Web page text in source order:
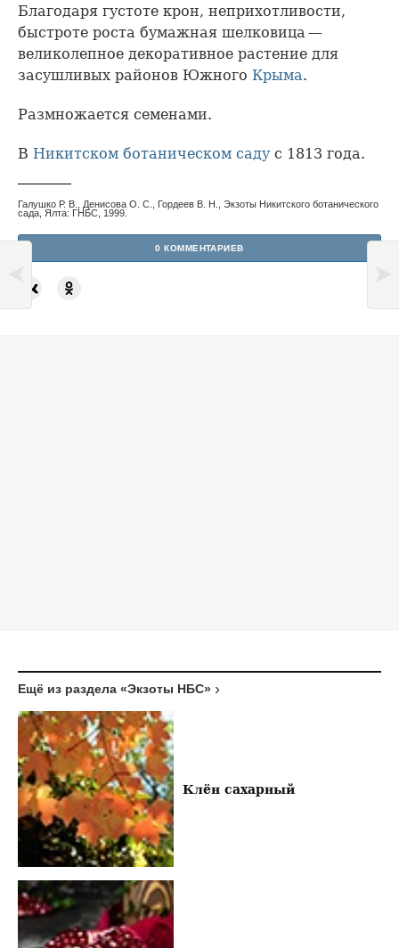
Благодаря густоте крон, неприхотливости,
быстроте роста бумажная шелковица —
великолепное декоративное растение для
засушливых районов Южного Крыма.
Размножается семенами.
В Никитском ботаническом садус 1813 года.
Галушко Р. В., Денисова О. С., Гордеев В. Н., Экзоты Никитского ботанического
сада, Ялта: ГНБС, 1999.
0 КОММЕНТАРИЕВ
Ещё из раздела «Экзоты НБС»
Клён сахарный